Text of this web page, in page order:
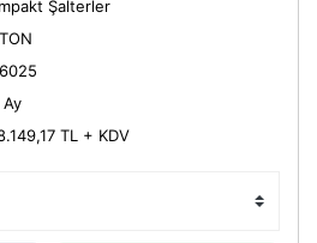
Şalterler
TL + KDV